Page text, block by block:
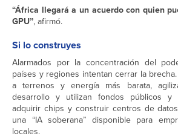
“África llegará a un acuerdo con quien
GPU”, afirmó.
Si lo construyes
Alarmados por la concentración del
países y regiones intentan cerrar la
a terrenos y energía más barata,
desarrollo y utilizan fondos públicos y
adquirir chips y construir centros de
una “IA soberana” disponible para
locales.